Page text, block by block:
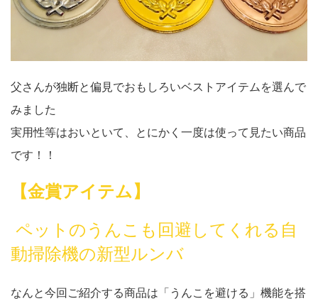
父さんが独断と偏見でおもしろいベストアイテムを選んで
みました
実用性等はおいといて、とにかく一度は使って見たい商品
です！！
【金賞アイテム】
ペットのうんこも回避してくれる自
動掃除機の新型ルンバ
なんと今回ご紹介する商品は「うんこを避ける」機能を搭